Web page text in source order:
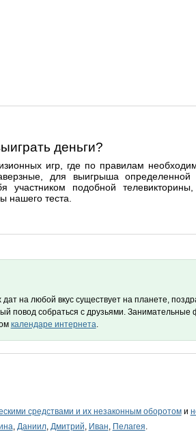
деньги?
игр, где по правилам
для выигрыша определенной
участником подобной
нашего теста.
на любой вкус существует на планете,
повод собраться с друзьями. Занимательные
календаре интернета.
средствами и их незаконным оборотоми
, Даниил, Дмитрий, Иван, Пелагея.